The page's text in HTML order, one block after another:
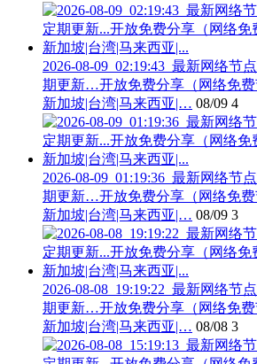
2026-08-09_02:19:43_最新网络
期更新…开放免费分享（网络免费
新加坡|台湾|马来西亚|… 08/09 4
2026-08-09_01:19:36_最新网络
期更新…开放免费分享（网络免费
新加坡|台湾|马来西亚|… 08/09 3
2026-08-08_19:19:22_最新网络
期更新…开放免费分享（网络免费
新加坡|台湾|马来西亚|… 08/08 3